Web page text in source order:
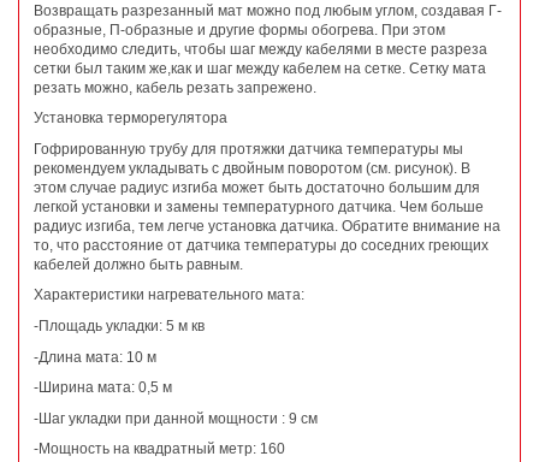
Возвращать разрезанный мат можно под любым углом, создавая Г-
образные, П-образные и другие формы обогрева. При этом
необходимо следить, чтобы шаг между кабелями в месте разреза
сетки был таким же,как и шаг между кабелем на сетке. Сетку мата
резать можно, кабель резать запрежено.
Установка терморегулятора
Гофрированную трубу для протяжки датчика температуры мы
рекомендуем укладывать с двойным поворотом (см. рисунок). В
этом случае радиус изгиба может быть достаточно большим для
легкой установки и замены температурного датчика. Чем больше
радиус изгиба, тем легче установка датчика. Обратите внимание на
то, что расстояние от датчика температуры до соседних греющих
кабелей должно быть равным.
Характеристики нагревательного мата:
-Площадь укладки: 5 м кв
-Длина мата: 10 м
-Ширина мата: 0,5 м
-Шаг укладки при данной мощности : 9 см
-Мощность на квадратный метр: 160